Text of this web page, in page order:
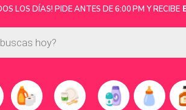
LOS DÍAS! PIDE ANTES DE 6:00 PM Y RECIBE